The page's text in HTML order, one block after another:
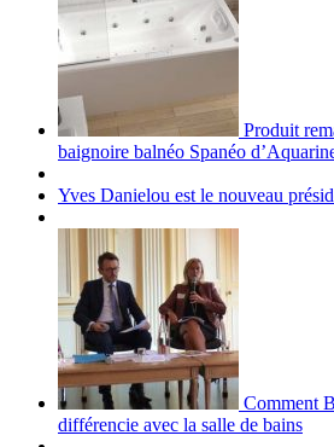
Produit
baignoire balnéo Spanéo
Yves Danielou est le nouveau
Comment
différencie avec la salle de bains